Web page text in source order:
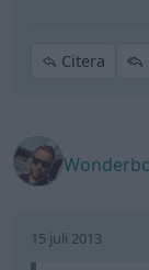
Citera
15 juli 2013